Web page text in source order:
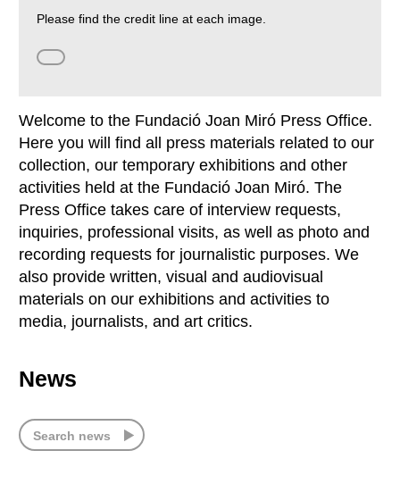
Please find the credit line at each image.
Welcome to the Fundació Joan Miró Press Office.
Here you will find all press materials related to our
collection, our temporary exhibitions and other
activities held at the Fundació Joan Miró. The
Press Office takes care of interview requests,
inquiries, professional visits, as well as photo and
recording requests for journalistic purposes. We
also provide written, visual and audiovisual
materials on our exhibitions and activities to
media, journalists, and art critics.
News
Search news